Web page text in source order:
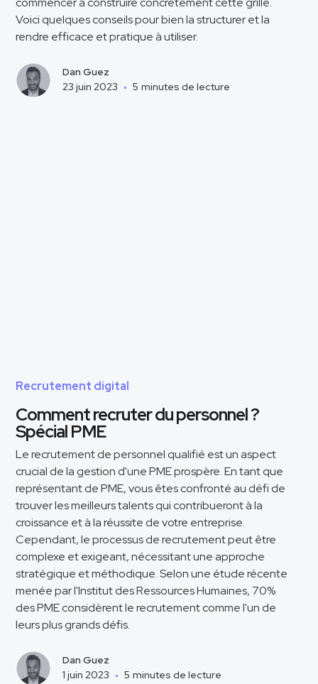
Voici quelques conseils pour bien la structurer et la
rendre efficace et pratique à utiliser.
Dan Guez
23 juin 2023 • 5 minutes de lecture
Recrutement digital
Comment recruter du personnel ?
Spécial PME
Le recrutement de personnel qualifié est un aspect
crucial de la gestion d'une PME prospère. En tant que
représentant de PME, vous êtes confronté au défi de
trouver les meilleurs talents qui contribueront à la
croissance et à la réussite de votre entreprise.
Cependant, le processus de recrutement peut être
complexe et exigeant, nécessitant une approche
stratégique et méthodique. Selon une étude récente
menée par l'Institut des Ressources Humaines, 70%
des PME considèrent le recrutement comme l'un de
leurs plus grands défis.
Dan Guez
1 juin 2023 • 5 minutes de lecture